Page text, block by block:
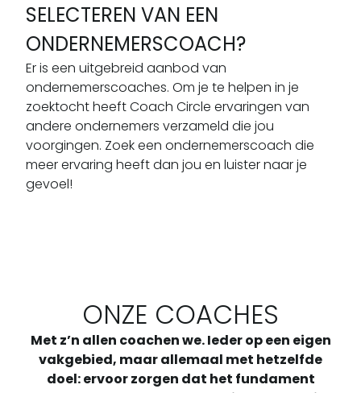
SELECTEREN VAN EEN
ONDERNEMERSCOACH?
Er is een uitgebreid aanbod van
ondernemerscoaches. Om je te helpen in je
zoektocht heeft Coach Circle ervaringen van
andere ondernemers verzameld die jou
voorgingen. Zoek een ondernemerscoach die
meer ervaring heeft dan jou en luister naar je
gevoel!
ONZE COACHES
Met z’n allen coachen we. Ieder op een eigen
vakgebied, maar allemaal met hetzelfde
doel: ervoor zorgen dat het fundament